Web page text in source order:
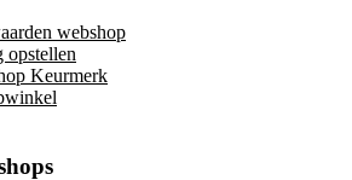
webshop
opstellen
Keurmerk